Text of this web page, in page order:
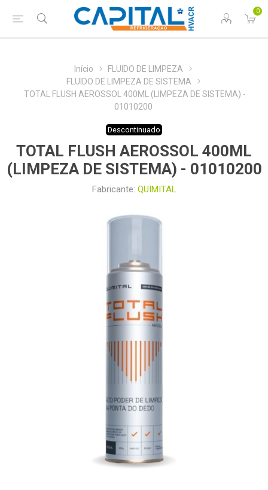
0
Início
FLUIDO DE LIMPEZA
FLUIDO DE LIMPEZA DE SISTEMA
TOTAL FLUSH AEROSSOL 400ML (LIMPEZA DE SISTEMA) -
01010200
Descontinuado
TOTAL FLUSH AEROSSOL 400ML
(LIMPEZA DE SISTEMA) - 01010200
Fabricante: QUIMITAL